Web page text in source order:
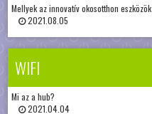
Mellyek az innovatív okosotthon eszközök
2021.08.05
WIFI
Mi az a hub?
2021.04.04